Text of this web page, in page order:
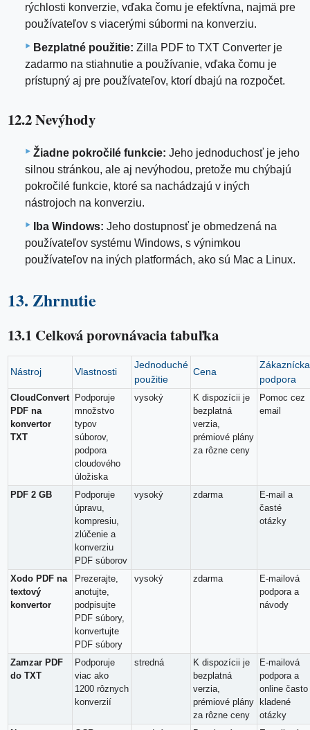
rýchlosti konverzie, vďaka čomu je efektívna, najmä pre
používateľov s viacerými súbormi na konverziu.
Bezplatné použitie: Zilla PDF to TXT Converter je
zadarmo na stiahnutie a používanie, vďaka čomu je
prístupný aj pre používateľov, ktorí dbajú na rozpočet.
12.2 Nevýhody
Žiadne pokročilé funkcie: Jeho jednoduchosť je jeho
silnou stránkou, ale aj nevýhodou, pretože mu chýbajú
pokročilé funkcie, ktoré sa nachádzajú v iných
nástrojoch na konverziu.
Iba Windows: Jeho dostupnosť je obmedzená na
používateľov systému Windows, s výnimkou
používateľov na iných platformách, ako sú Mac a Linux.
13. Zhrnutie
13.1 Celková porovnávacia tabuľka
Nástroj Vlastnosti
Jednoduché
použitie
Cena
Zákaznícka
podpora
CloudConvert
PDF na
konvertor
TXT
Podporuje
množstvo
typov
súborov,
podpora
cloudového
úložiska
vysoký
K dispozícii je
bezplatná
verzia,
prémiové plány
za rôzne ceny
Pomoc cez
email
PDF 2 GB
Podporuje
úpravu,
kompresiu,
zlúčenie a
konverziu
PDF súborov
vysoký zdarma
E-mail a
časté
otázky
Xodo PDF na
textový
konvertor
Prezerajte,
anotujte,
podpisujte
PDF súbory,
konvertujte
PDF súbory
vysoký zdarma
E-mailová
podpora a
návody
Zamzar PDF
do TXT
Podporuje
viac ako
1200 rôznych
konverzií
stredná
K dispozícii je
bezplatná
verzia,
prémiové plány
za rôzne ceny
E-mailová
podpora a
online často
kladené
otázky